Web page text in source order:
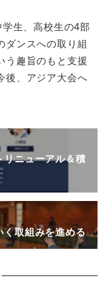
生、高校生の4部
ダンスへの取り組
う趣旨のもと支援
後、アジア大会へ
ニューアル＆積
取組みを進める